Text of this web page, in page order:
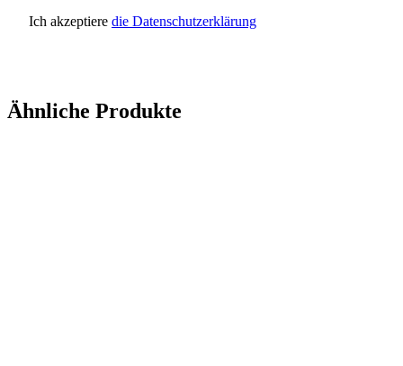
Ich akzeptiere die Datenschutzerklärung
Ähnliche Produkte